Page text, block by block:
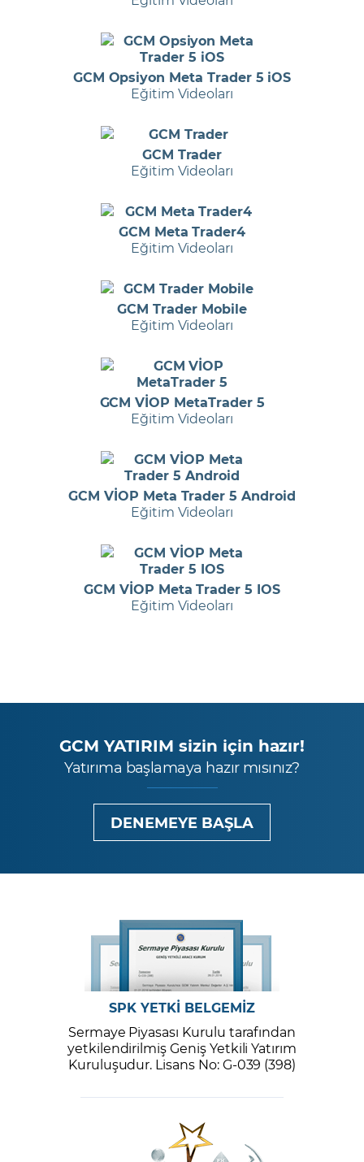
GCM Opsiyon Meta Trader 5 iOS
Eğitim Videoları
GCM Trader
Eğitim Videoları
GCM Meta Trader4
Eğitim Videoları
GCM Trader Mobile
Eğitim Videoları
GCM VİOP MetaTrader 5
Eğitim Videoları
GCM VİOP Meta Trader 5 Android
Eğitim Videoları
GCM VİOP Meta Trader 5 IOS
Eğitim Videoları
GCM YATIRIM sizin için hazır!
Yatırıma başlamaya hazır mısınız?
DENEMEYE BAŞLA
SPK YETKİ BELGEMİZ
Sermaye Piyasası Kurulu tarafından
yetkilendirilmiş Geniş Yetkili Yatırım
Kuruluşudur. Lisans No: G-039 (398)